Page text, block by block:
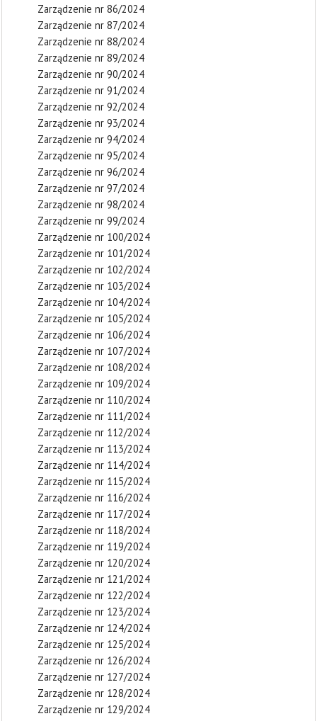
Zarządzenie nr 86/2024
Zarządzenie nr 87/2024
Zarządzenie nr 88/2024
Zarządzenie nr 89/2024
Zarządzenie nr 90/2024
Zarządzenie nr 91/2024
Zarządzenie nr 92/2024
Zarządzenie nr 93/2024
Zarządzenie nr 94/2024
Zarządzenie nr 95/2024
Zarządzenie nr 96/2024
Zarządzenie nr 97/2024
Zarządzenie nr 98/2024
Zarządzenie nr 99/2024
Zarządzenie nr 100/2024
Zarządzenie nr 101/2024
Zarządzenie nr 102/2024
Zarządzenie nr 103/2024
Zarządzenie nr 104/2024
Zarządzenie nr 105/2024
Zarządzenie nr 106/2024
Zarządzenie nr 107/2024
Zarządzenie nr 108/2024
Zarządzenie nr 109/2024
Zarządzenie nr 110/2024
Zarządzenie nr 111/2024
Zarządzenie nr 112/2024
Zarządzenie nr 113/2024
Zarządzenie nr 114/2024
Zarządzenie nr 115/2024
Zarządzenie nr 116/2024
Zarządzenie nr 117/2024
Zarządzenie nr 118/2024
Zarządzenie nr 119/2024
Zarządzenie nr 120/2024
Zarządzenie nr 121/2024
Zarządzenie nr 122/2024
Zarządzenie nr 123/2024
Zarządzenie nr 124/2024
Zarządzenie nr 125/2024
Zarządzenie nr 126/2024
Zarządzenie nr 127/2024
Zarządzenie nr 128/2024
Zarządzenie nr 129/2024